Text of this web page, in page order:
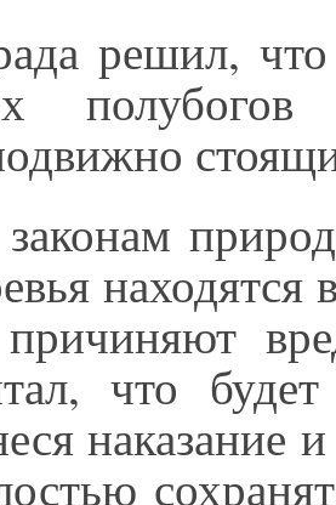
решил,
что
наказание